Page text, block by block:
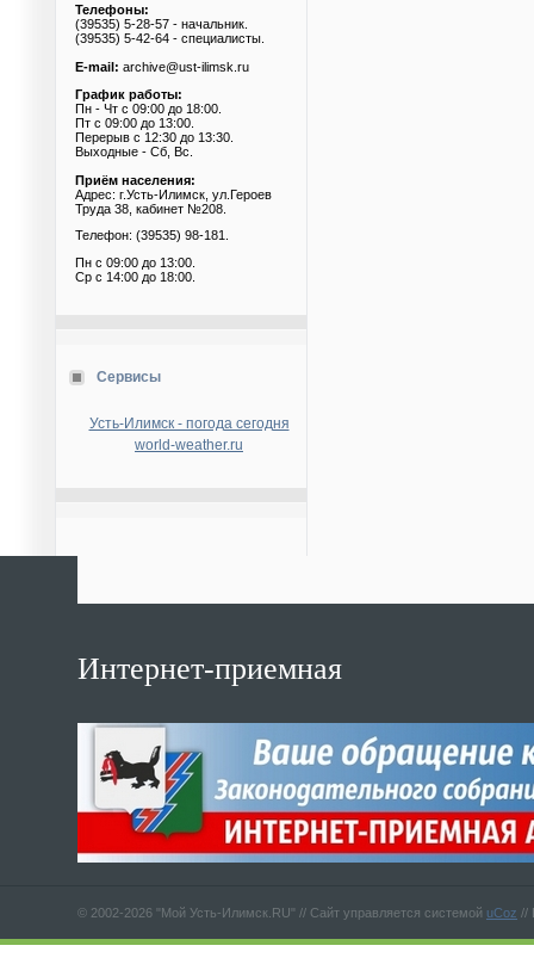
Телефоны:
(39535) 5-28-57 - начальник.
(39535) 5-42-64 - специалисты.
E-mail: archive@ust-ilimsk.ru
График работы:
Пн - Чт с 09:00 до 18:00.
Пт с 09:00 до 13:00.
Перерыв с 12:30 до 13:30.
Выходные - Сб, Вс.
Приём населения:
Адрес: г.Усть-Илимск, ул.Героев
Труда 38, кабинет №208.
Телефон: (39535) 98-181.
Пн с 09:00 до 13:00.
Ср с 14:00 до 18:00.
Сервисы
Усть-Илимск - погода сегодня
world-weather.ru
Интернет-приемная
© 2002-2026 "Мой Усть-Илимск.RU" // Сайт управляется системой uCoz //